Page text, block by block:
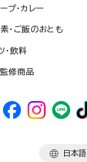
プ・カレー
・ご飯のおとも
・飲料
修商品
言 日本語